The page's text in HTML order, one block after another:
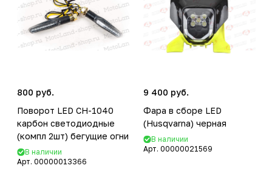
800 руб.
Поворот LED CH-1040
карбон светодиодные
(компл 2шт) бегущие огни
В наличии
Арт. 00000013366
9 400 руб.
Фара в сборе LED
(Husqvarna) черная
В наличии
Арт. 00000021569